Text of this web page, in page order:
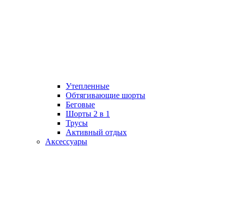
Утепленные
Обтягивающие шорты
Беговые
Шорты 2 в 1
Трусы
Активный отдых
Аксессуары